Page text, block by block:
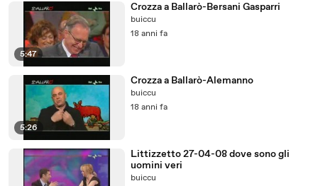
5:47
Crozza a Ballarò-Bersani Gasparri
buiccu
18 anni fa
5:26
Crozza a Ballarò-Alemanno
buiccu
18 anni fa
Littizzetto 27-04-08 dove sono gli
uomini veri
buiccu